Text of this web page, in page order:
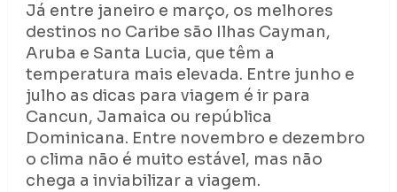
Já entre janeiro e março, os melhores
destinos no Caribe são Ilhas Cayman,
Aruba e Santa Lucia, que têm a
temperatura mais elevada. Entre junho e
julho as dicas para viagem é ir para
Cancun, Jamaica ou república
Dominicana. Entre novembro e dezembro
o clima não é muito estável, mas não
chega a inviabilizar a viagem.